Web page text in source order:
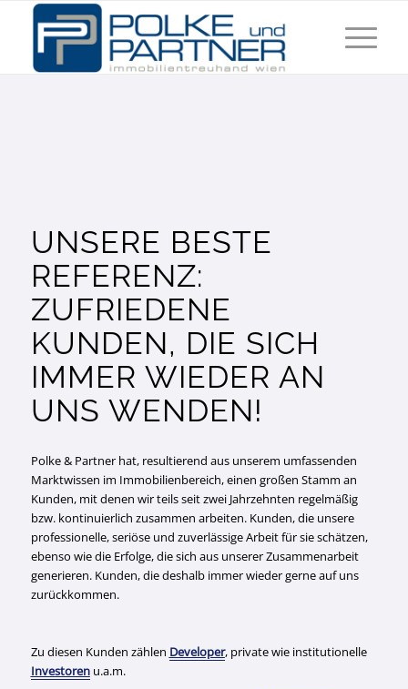
UNSERE BESTE
REFERENZ:
ZUFRIEDENE
KUNDEN, DIE SICH
IMMER WIEDER AN
UNS WENDEN!
Polke & Partner hat, resultierend aus unserem umfassenden
Marktwissen im Immobilienbereich, einen großen Stamm an
Kunden, mit denen wir teils seit zwei Jahrzehnten regelmäßig
bzw. kontinuierlich zusammen arbeiten. Kunden, die unsere
professionelle, seriöse und zuverlässige Arbeit für sie schätzen,
ebenso wie die Erfolge, die sich aus unserer Zusammenarbeit
generieren. Kunden, die deshalb immer wieder gerne auf uns
zurückkommen.
Zu diesen Kunden zählen Developer, private wie institutionelle
Investorenu.a.m.